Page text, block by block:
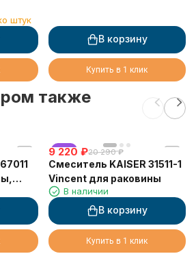
штук
В корзину
Купить в 1 клик
также
хит
9 220 ₽20 290 ₽
Смеситель KAISER 31511-1
Vincent для раковины
В наличии
В корзину
Купить в 1 клик